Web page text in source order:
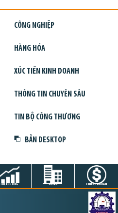
CÔNG NGHIỆP
HÀNG HÓA
XÚC TIẾN KINH DOANH
THÔNG TIN CHUYÊN SÂU
TIN BỘ CÔNG THƯƠNG
BẢN DESKTOP
THỊ TRƯỜNG DỰ ÁN CHỨNG KHOÁN